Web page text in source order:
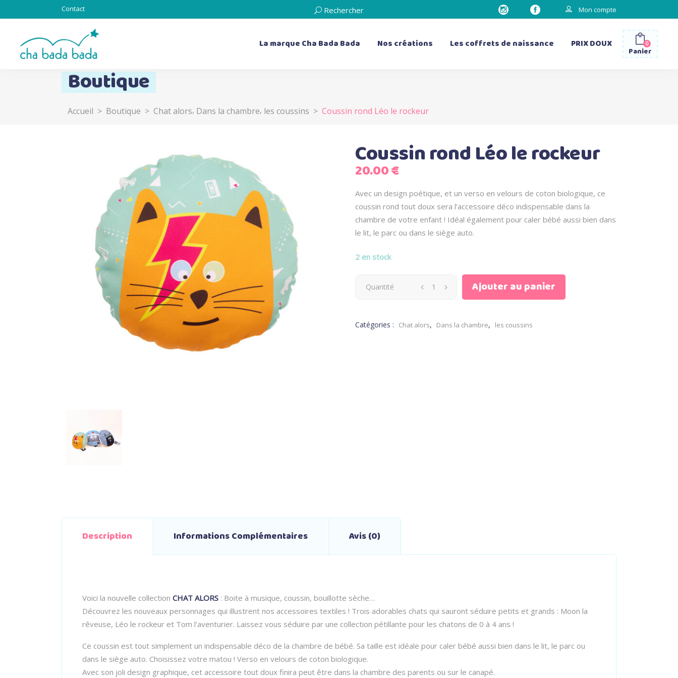
Contact Rechercher Mon compte
La marque Cha Bada Bada Nos créations
Totebag & Goodies
Z’ani-mots
les bavoirs
les doudous plats
les boîtes à musique
les bouillottes sèches
les coussins
les bavettes d’épaule
les matelas à langer
Les coffrets de naissance PRIX DOUX
Panier
0
Boutique
Accueil > Boutique > Chat alors, Dans la chambre, les coussins > Coussin rond Léo le rockeur
Coussin rond Léo le rockeur
20.00€
Avec un design poétique, et un verso en velours de coton biologique, ce
coussin rond tout doux sera l’accessoire déco indispensable dans la
chambre de votre enfant ! Idéal également pour caler bébé aussi bien dans
le lit, le parc ou dans le siège auto.
2 en stock
Coussin
Léo
Quantité Ajouter au panier
Catégories : Chat alors, Dans la chambre, les coussins
Description Informations Complémentaires Avis (0)
Voici la nouvelle collection CHAT ALORS : Boite à musique, coussin, bouillotte sèche…
Découvrez les nouveaux personnages qui illustrent nos accessoires textiles ! Trois adorables chats qui sauront séduire petits et grands : Moon la
rêveuse, Léo le rockeur et Tom l’aventurier. Laissez vous séduire par une collection pétillante pour les chatons de 0 à 4 ans !
Ce coussin est tout simplement un indispensable déco de la chambre de bébé. Sa taille est idéale pour caler bébé aussi bien dans le lit, le parc ou
dans le siège auto. Choisissez votre matou ! Verso en velours de coton biologique.
Avec son joli design graphique, cet accessoire tout doux finira peut être dans la chambre des parents ou sur le canapé.